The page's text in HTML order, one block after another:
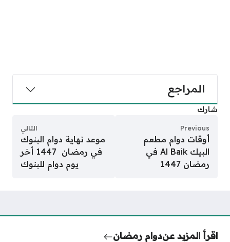
المراجع
شارك
Previous
أوقات دوام مطعم
البيك Al Baik في
رمضان 1447
التالي
موعد نهاية دوام البنوك
في رمضان 1447 أخر
يوم دوام للبنوك
اقرأ المزيد عندوام رمضان